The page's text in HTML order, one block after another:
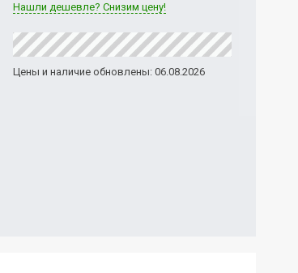
Нашли дешевле? Снизим цену!
Цены и наличие обновлены: 06.08.2026